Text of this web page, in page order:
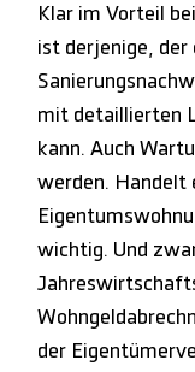
Klar im Vorteil
ist derjenige, der
mit detaillierten
kann. Auch
werden. Handelt
wichtig. Und
der